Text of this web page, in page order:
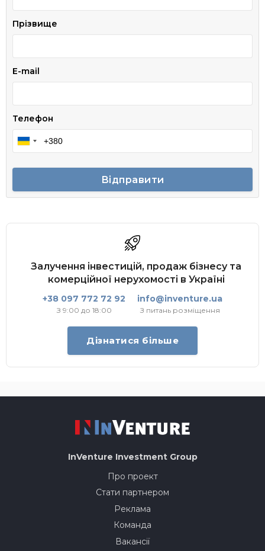
Прізвище
E-mail
Телефон
Відправити
Залучення інвестицій, продаж бізнесу та
комерційної нерухомості в Україні
+38 097 772 72 92
З 9:00 до 18:00
info@inventure.ua
З питань розміщення
Дізнатися більше
InVenture Investment Group
Про проект
Стати партнером
Реклама
Команда
Вакансії